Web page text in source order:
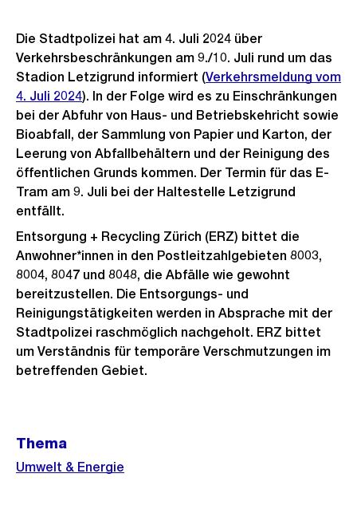
Die Stadtpolizei hat am 4. Juli 2024 über
Verkehrsbeschränkungen am 9./10. Juli rund um das
Stadion Letzigrund informiert (Verkehrsmeldung vom
4. Juli 2024). In der Folge wird es zu Einschränkungen
bei der Abfuhr von Haus- und Betriebskehricht sowie
Bioabfall, der Sammlung von Papier und Karton, der
Leerung von Abfallbehältern und der Reinigung des
öffentlichen Grunds kommen. Der Termin für das E-
Tram am 9. Juli bei der Haltestelle Letzigrund
entfällt.
Entsorgung + Recycling Zürich (ERZ) bittet die
Anwohner*innen in den Postleitzahlgebieten 8003,
8004, 8047 und 8048, die Abfälle wie gewohnt
bereitzustellen. Die Entsorgungs- und
Reinigungstätigkeiten werden in Absprache mit der
Stadtpolizei raschmöglich nachgeholt. ERZ bittet
um Verständnis für temporäre Verschmutzungen im
betreffenden Gebiet.
Informationen
Thema
Umwelt & Energie